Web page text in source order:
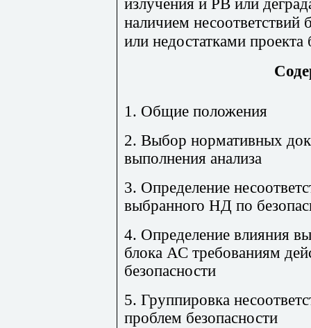
излучения и РВ или
наличием
или недостатками
1. Общие положения
2. Выбор нормативных
выполнения анализа
3. Определение
выбранного НД по
4. Определение влияния
блока АС требованиям
безопасности
5. Группировка
проблем безопасности